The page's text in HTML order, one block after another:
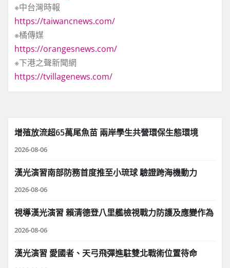
※中台灣時報
https://taiwancnews.com/
※橘傳媒
https://orangesnews.com/
※下港之聲新聞網
https://tvillagenews.com/
增殖放流超65萬尾魚苗 兩岸學生共營環保生態環境
2026-08-06
漢光演習南部防務首度推至小琉球 驗證跨海機動力
2026-08-06
視導漢光演習 賴清德登八里艦檢視戰力防護及應變作為
2026-08-06
漢光演習 愛國者、天弓飛彈進駐雙北戰術位置待命